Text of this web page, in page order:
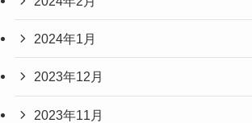
2024年1月
2023年12月
2023年11月